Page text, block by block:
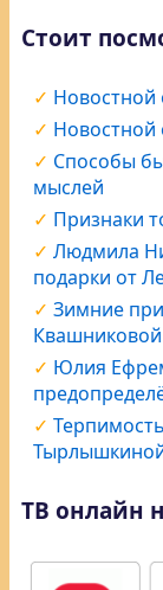
Стоит
Новостной
Новостной
Способы
мыслей
Признаки
Людмила
подарки от
Зимние
Квашниковой
Юлия
ТВ онлайн